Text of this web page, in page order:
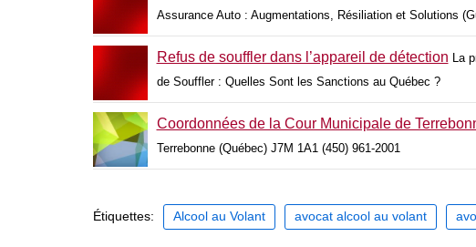
Assurance Auto : Augmentations, Résiliation et Solutions
Refus de souffler dans l’appareil de détection La
de Souffler : Quelles Sont les Sanctions au Québec ?
Coordonnées de la Cour Municipale de
Terrebonne (Québec) J7M 1A1 (450) 961-2001
Étiquettes: Alcool au Volant avocat alcool au volant